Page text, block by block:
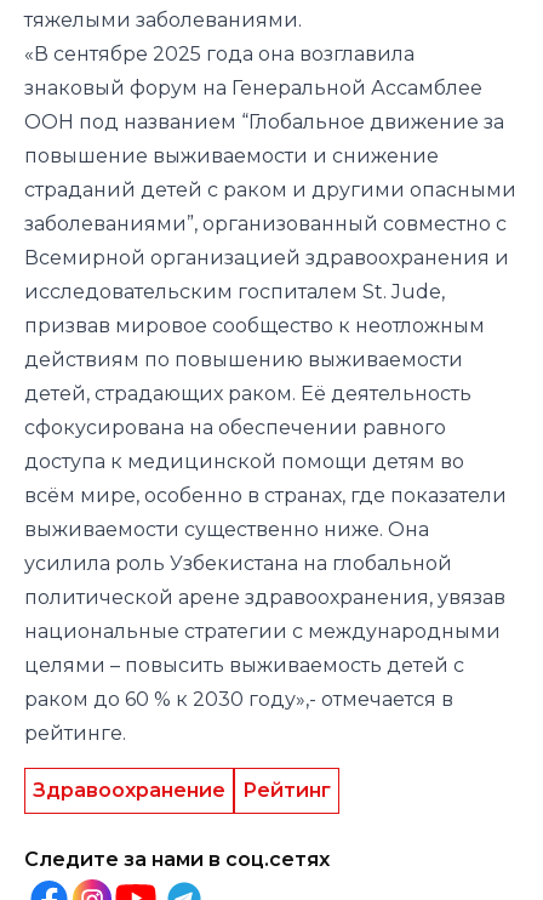
тяжелыми заболеваниями.
«В сентябре 2025 года она возглавила
знаковый форум на Генеральной Ассамблее
ООН под названием “Глобальное движение за
повышение выживаемости и снижение
страданий детей с раком и другими опасными
заболеваниями”, организованный совместно с
Всемирной организацией здравоохранения и
исследовательским госпиталем St. Jude,
призвав мировое сообщество к неотложным
действиям по повышению выживаемости
детей, страдающих раком. Её деятельность
сфокусирована на обеспечении равного
доступа к медицинской помощи детям во
всём мире, особенно в странах, где показатели
выживаемости существенно ниже. Она
усилила роль Узбекистана на глобальной
политической арене здравоохранения, увязав
национальные стратегии с международными
целями – повысить выживаемость детей с
раком до 60 % к 2030 году»,- отмечается в
рейтинге.
Здравоохранение Рейтинг
Следите за нами в соц.сетях